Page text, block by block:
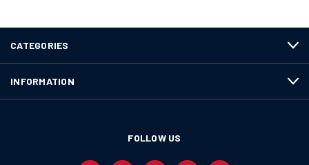
CATEGORIES
INFORMATION
FOLLOW US